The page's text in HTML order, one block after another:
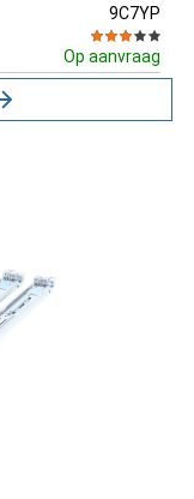
9C7YP
Op aanvraag